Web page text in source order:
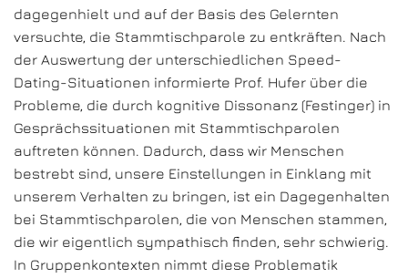
dagegenhielt und auf der Basis des Gelernten
versuchte, die Stammtischparole zu entkräften. Nach
der Auswertung der unterschiedlichen Speed-
Dating-Situationen informierte Prof. Hufer über die
Probleme, die durch kognitive Dissonanz (Festinger) in
Gesprächssituationen mit Stammtischparolen
auftreten können. Dadurch, dass wir Menschen
bestrebt sind, unsere Einstellungen in Einklang mit
unserem Verhalten zu bringen, ist ein Dagegenhalten
bei Stammtischparolen, die von Menschen stammen,
die wir eigentlich sympathisch finden, sehr schwierig.
In Gruppenkontexten nimmt diese Problematik